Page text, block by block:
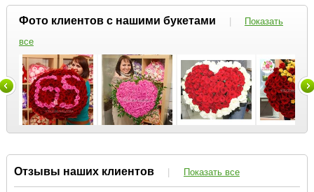
Фото клиентов с нашими букетами |
Показать
все
Отзывы наших клиентов | Показать все